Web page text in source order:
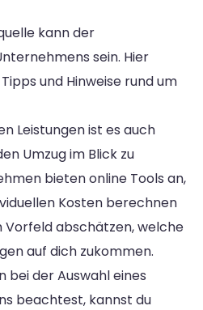
kann der
sein. Hier
und Hinweise rund um
Leistungen ist es auch
Umzug im Blick zu
bieten online Tools an,
Kosten berechnen
Vorfeld abschätzen, welche
auf dich zukommen.
bei der Auswahl eines
beachtest, kannst du